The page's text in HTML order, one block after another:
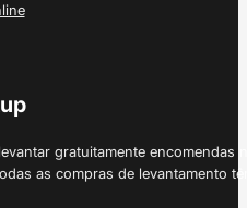
gratuitamente
as compras de levantamento